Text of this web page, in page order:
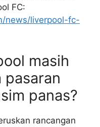
FC:
news/liverpool-fc-
masih
pasaran
panas?
rancangan